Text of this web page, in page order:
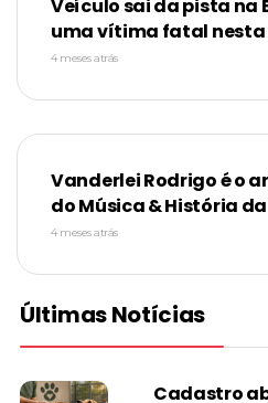
Veículo sai da pista na
uma vítima fatal
4 meses atrás
Vanderlei Rodrigo é o
do Música & História da
4 meses atrás
Últimas Notícias
Cadastro